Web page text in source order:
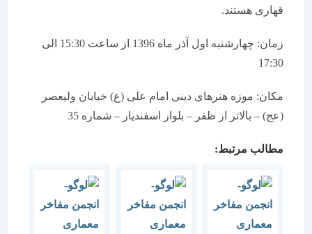
قهاری هستند.
زمان: چهارشنبه اول آذر ماه 1396 از ساعت 15:30 الی
17:30
مکان: موزه هنرهای دینی امام علی (ع) خیابان ولیعصر
(عج) – بالاتر از ظفر – بلوار اسفندیار – شماره 35
مطالب مرتبط: